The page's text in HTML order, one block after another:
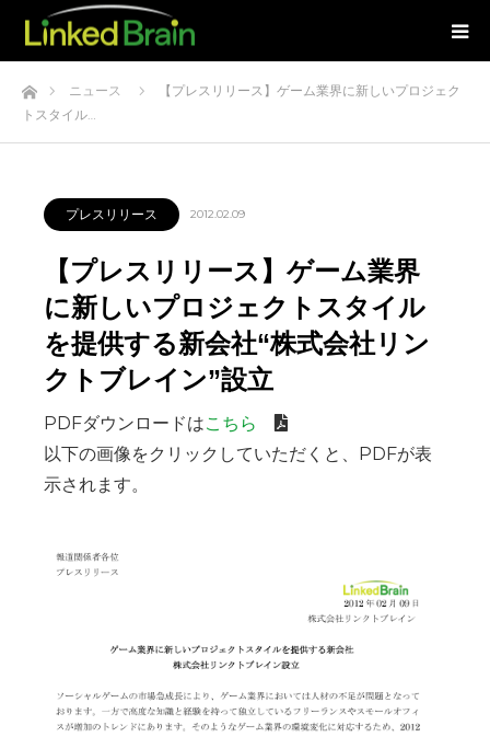
ホームニュース
【プレスリリース】ゲーム業界に新しいプロジェク
トスタイル…
プレスリリース 2012.02.09
【プレスリリース】ゲーム業界
に新しいプロジェクトスタイル
を提供する新会社“株式会社リン
クトブレイン”設立
PDFダウンロードはこちら
以下の画像をクリックしていただくと、PDFが表
示されます。